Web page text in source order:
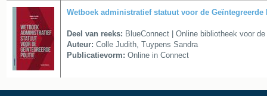
Wetboek administratief statuut voor de Geïntegreerde
Deel van reeks: BlueConnect | Online bibliotheek voor
Auteur: Colle Judith, Tuypens Sandra
Publicatievorm: Online in Connect